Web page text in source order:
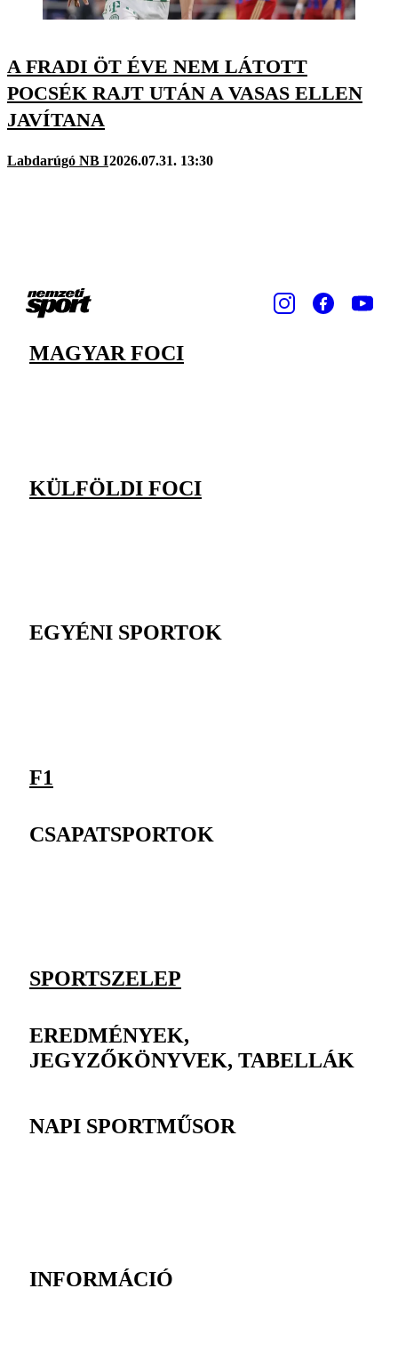
A FRADI ÖT ÉVE NEM LÁTOTT
POCSÉK RAJT UTÁN A VASAS ELLEN
JAVÍTANA
Labdarúgó NB I2026.07.31. 13:30
MAGYAR FOCI
KÜLFÖLDI FOCI
EGYÉNI SPORTOK
F1
CSAPATSPORTOK
SPORTSZELEP
EREDMÉNYEK,
JEGYZŐKÖNYVEK, TABELLÁK
NAPI SPORTMŰSOR
INFORMÁCIÓ